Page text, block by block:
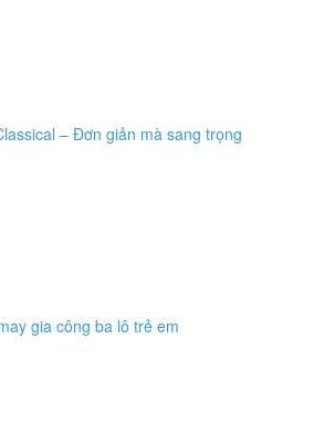
– Đơn giản mà sang trọng
gia công ba lô trẻ em